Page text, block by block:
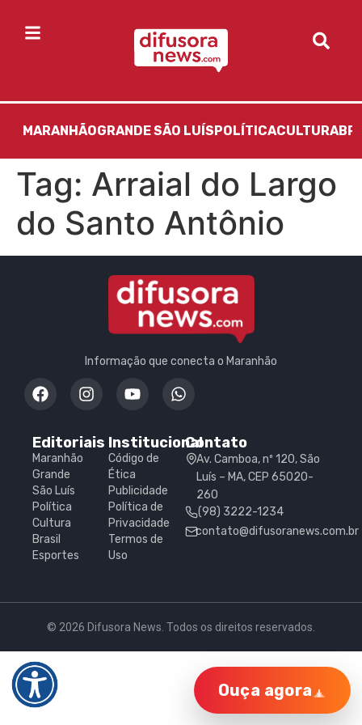
MARANHÃOGRANDE SÃO LUÍS POLÍTICACULTURA
Tag: Arraial do Largo
do Santo Antônio
Informação que conecta o Maranhão
Editoriais
Maranhão
Grande
São Luís
Política
Cultura
Brasil
Esportes
Institucional
Código de
Ética
Publicidade
Política de
Privacidade
Termos de
Uso
Contato
Av. Camboa, nº 120, São
Luís – MA, CEP 65020-
260
(98) 3222-1234
contato@difusoranews.com.br
© 2026 Difusora News. Todos os direitos reservados.
Ouça agora